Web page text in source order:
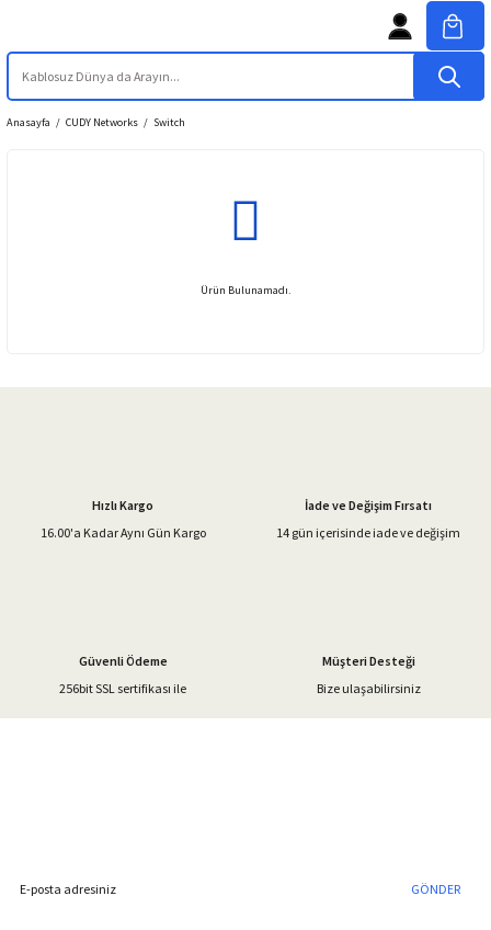
Anasayfa CUDY Networks Switch
Ürün Bulunamadı.
Hızlı Kargo
16.00'a Kadar Aynı Gün Kargo
İade ve Değişim Fırsatı
14 gün içerisinde iade ve değişim
Güvenli Ödeme
256bit SSL sertifikası ile
Müşteri Desteği
Bize ulaşabilirsiniz
GÖNDER